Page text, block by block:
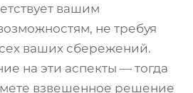
вашим
не требуя
ваших сбережений.
на эти аспекты — тогда
взвешенное решение